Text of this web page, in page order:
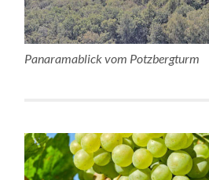
Panaramablick vom Potzbergturm